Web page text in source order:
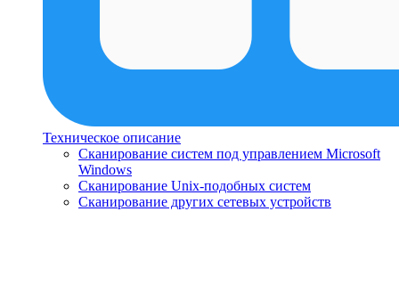
Техническое описание
Сканирование систем под управлением Microsoft
Windows
Сканирование Unix-подобных систем
Сканирование других сетевых устройств